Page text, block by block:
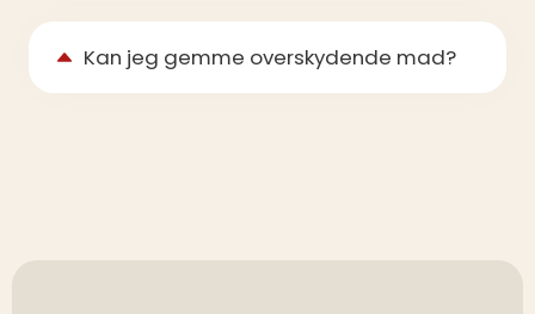
Kan jeg gemme overskydende mad?